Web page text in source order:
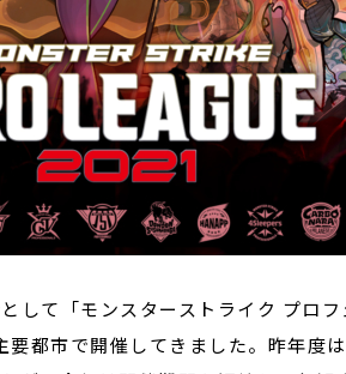
して「モンスターストライク プロ
都市で開催してきました。昨年度